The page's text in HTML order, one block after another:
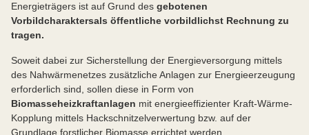
Energieträgers ist auf Grund des gebotenen
Vorbildcharaktersals öffentliche vorbildlichst Rechnung zu
tragen.
Soweit dabei zur Sicherstellung der Energieversorgung mittels
des Nahwärmenetzes zusätzliche Anlagen zur Energieerzeugung
erforderlich sind, sollen diese in Form von
Biomasseheizkraftanlagen mit energieeffizienter Kraft-Wärme-
Kopplung mittels Hackschnitzelverwertung bzw. auf der
Grundlage forstlicher Biomasse errichtet werden.